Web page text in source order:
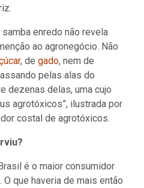
enredo não revela
ao agronegócio. Não
, de gado, nem de
pelas alas do
dezenas delas, uma cujo
agrotóxicos”, ilustrada por
costal de agrotóxicos.
é o maior consumidor
que haveria de mais então